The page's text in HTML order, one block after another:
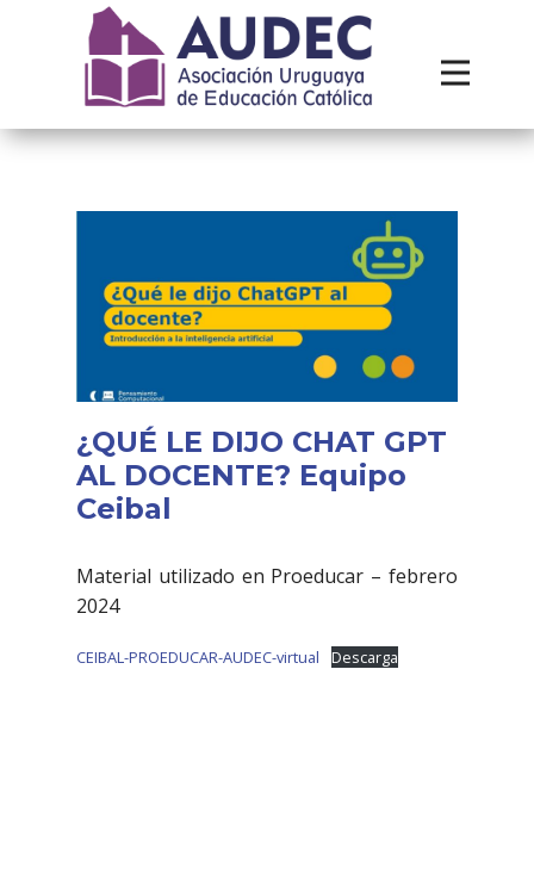
Institucional
Recursos
¿QUÉ LE DIJO CHAT GPT
AL DOCENTE? Equipo
Ceibal
Material utilizado en Proeducar – febrero
2024
CEIBAL-PROEDUCAR-AUDEC-virtual Descarga